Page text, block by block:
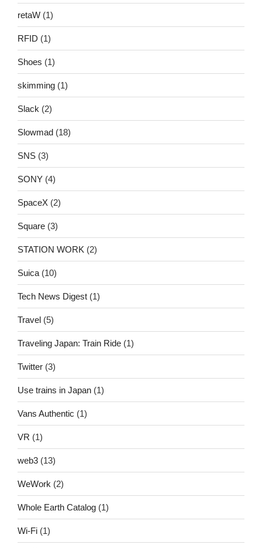
retaW (1)
RFID (1)
Shoes (1)
skimming (1)
Slack (2)
Slowmad (18)
SNS (3)
SONY (4)
SpaceX (2)
Square (3)
STATION WORK (2)
Suica (10)
Tech News Digest (1)
Travel (5)
Traveling Japan: Train Ride (1)
Twitter (3)
Use trains in Japan (1)
Vans Authentic (1)
VR (1)
web3 (13)
WeWork (2)
Whole Earth Catalog (1)
Wi-Fi (1)